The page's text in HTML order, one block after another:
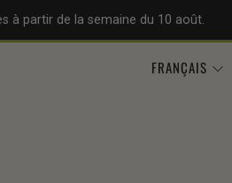
à partir de la semaine du 10 août.
LANGUE
FRANÇAIS